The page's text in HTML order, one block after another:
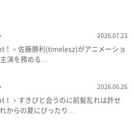
2026.07.23
！＞佐藤勝利(timelesz)がアニメーショ
演を務める…
2026.06.26
！＞すきぴと会うのに前髪乱れは許せ
からの夏にぴったり…